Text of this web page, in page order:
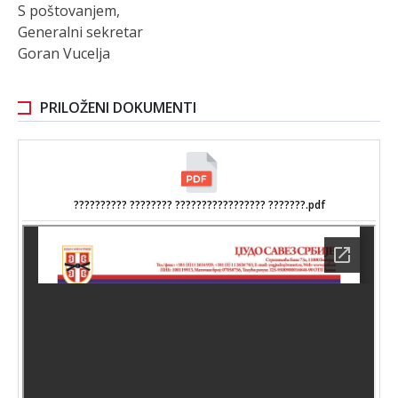
S poštovanjem,
Generalni sekretar
Goran Vucelja
PRILOŽENI DOKUMENTI
?????????? ???????? ????????????????? ???????.pdf